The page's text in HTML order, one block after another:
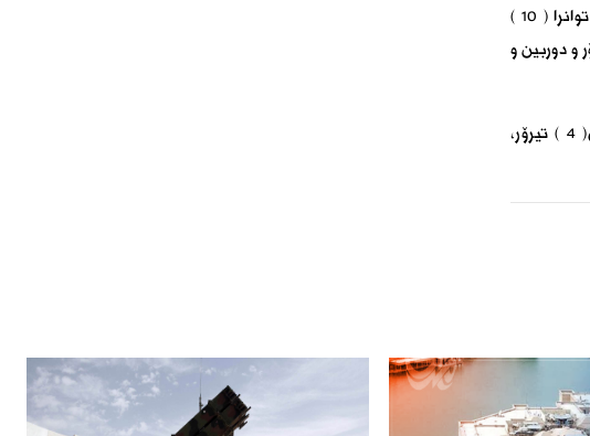
دەزگای ئاسایش ئاماژەی بەوەشداوە، لەکۆی ئەم چالاکییەدا ( ١ ) یەک کارمەندی دەزگای ئاسایشی هەرێم برینداربوو و توانرا ( ١٠ )
سیفۆر و دوربین و
لە کۆتایی راگەیەندراوەکەیدا دەزگای ئاسایشی ئەوەشی رونکردوەتەوە کە، لەئێستادا سەرجەم تیرۆریستان بە ماددەی( ٤ ) تیرۆر،